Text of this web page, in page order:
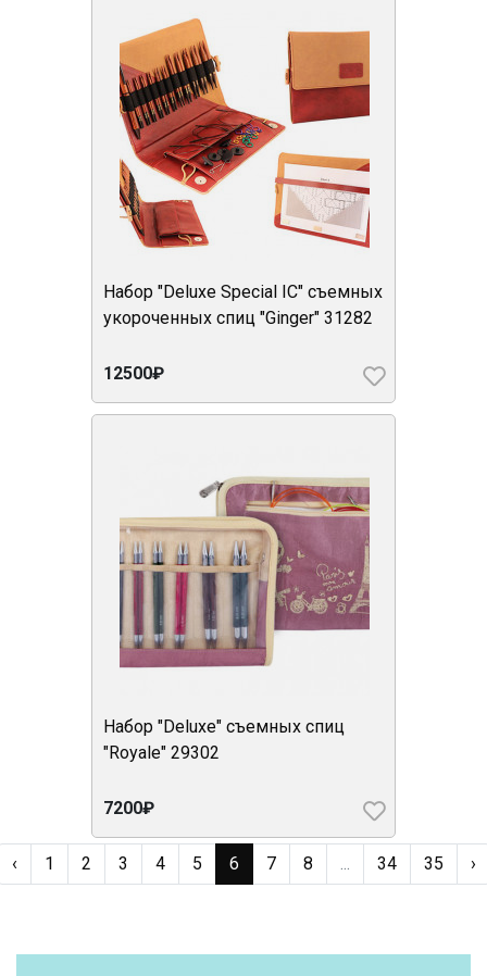
Набор "Deluxe Special IC" съемных
укороченных спиц "Ginger" 31282
12500₽
Набор "Deluxe" съемных спиц
"Royale" 29302
7200₽
‹ 1 2 3 4 5 6 7 8 ... 34 35 ›